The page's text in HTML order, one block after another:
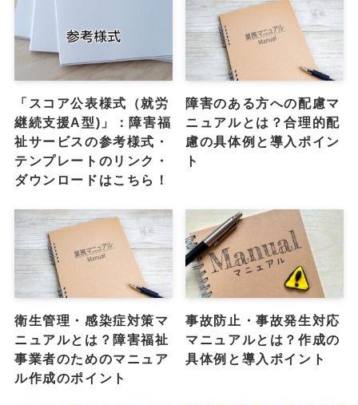
「スコア公表様式（就労
継続支援A型)」：障害福
祉サービスの参考様式・
テンプレートのリンク・
ダウンロードはこちら！
障害のある方への配慮マ
ニュアルとは？合理的配
慮の具体例と導入ポイン
ト
衛生管理・感染症対策マ
ニュアルとは？障害福祉
事業者のためのマニュア
ル作成のポイント
事故防止・事故発生対応
マニュアルとは？作成の
具体例と導入ポイント